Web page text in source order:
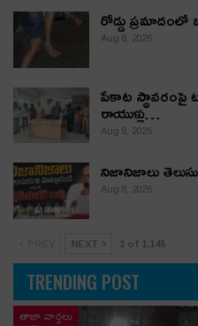
రోడ్డు
Aug 8, 2026
పేకాట స్థావరంపై
రాయుళ్లు…
Aug 8, 2026
నిజానిజాలు
Aug 8, 2026
NEXT 1 of 1,145
TRENDING POST
తాజా వార్తలు